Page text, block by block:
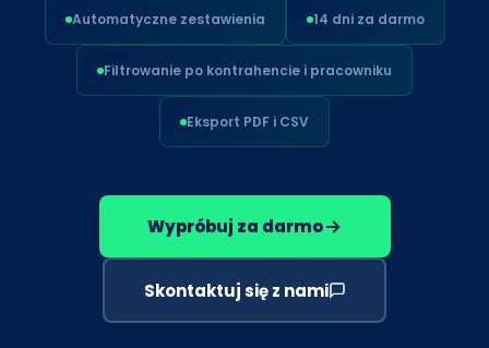
Automatyczne zestawienia 14 dni za darmo
Filtrowanie po kontrahencie i pracowniku
Eksport PDF i CSV
Wypróbuj za darmo
Skontaktuj się z nami